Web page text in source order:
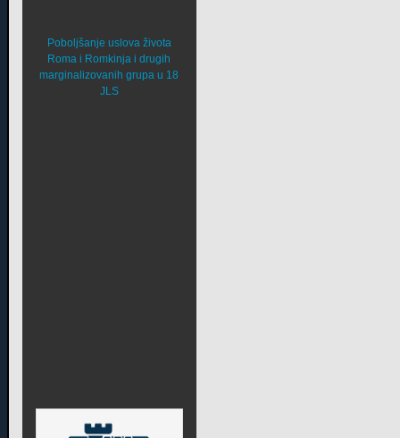
Poboljšanje uslova života
Roma i Romkinja i drugih
marginalizovanih grupa u 18
JLS